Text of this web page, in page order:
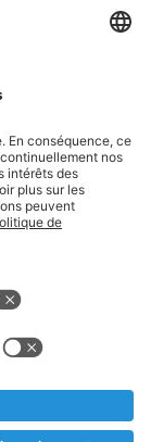
serions
et TVA incl.
a été adoptée